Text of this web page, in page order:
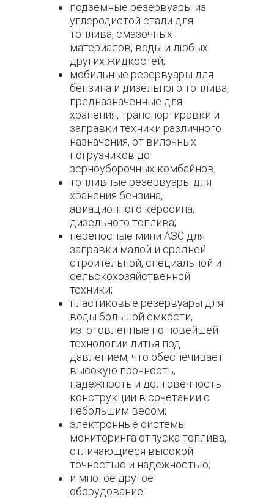
подземные резервуары из
углеродистой стали для
топлива, смазочных
материалов, воды и любых
других жидкостей;
мобильные резервуары для
бензина и дизельного топлива,
предназначенные для
хранения, транспортировки и
заправки техники различного
назначения, от вилочных
погрузчиков до
зерноуборочных комбайнов;
топливные резервуары для
хранения бензина,
авиационного керосина,
дизельного топлива;
переносные мини АЗС для
заправки малой и средней
строительной, специальной и
сельскохозяйственной
техники;
пластиковые резервуары для
воды большой емкости,
изготовленные по новейшей
технологии литья под
давлением, что обеспечивает
высокую прочность,
надежность и долговечность
конструкции в сочетании с
небольшим весом;
электронные системы
мониторинга отпуска топлива,
отличающиеся высокой
точностью и надежностью;
и многое другое
оборудование.